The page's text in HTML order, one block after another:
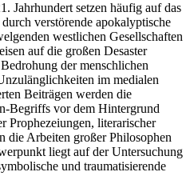
Jahrhundert setzen häufig auf das
verstörende apokalyptische
westlichen Gesellschaften
auf die großen Desaster
der menschlichen
im medialen
Beiträgen werden die
Begriffs vor dem Hintergrund
Prophezeiungen, literarischer
die Arbeiten großer Philosophen
liegt auf der Untersuchung
und traumatisierende